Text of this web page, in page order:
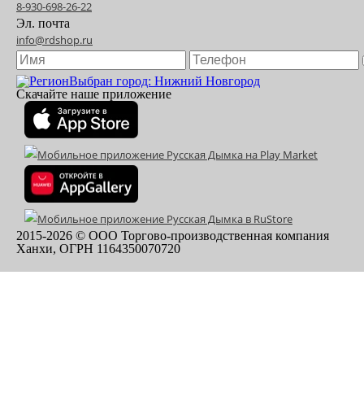
8-930-698-26-22
Эл. почта
info@rdshop.ru
Выбран город: Нижний Новгород
Скачайте наше приложение
2015-2026 © ООО Торгово-производственная компания
Ханхи, ОГРН 1164350070720